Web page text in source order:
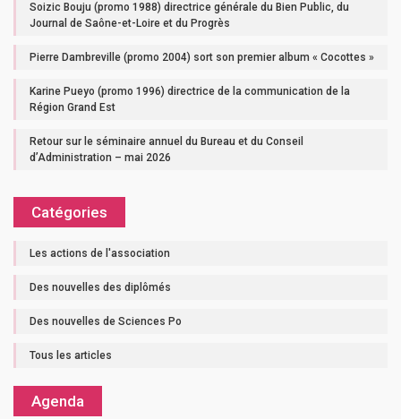
Soizic Bouju (promo 1988) directrice générale du Bien Public, du
Journal de Saône-et-Loire et du Progrès
Pierre Dambreville (promo 2004) sort son premier album « Cocottes »
Karine Pueyo (promo 1996) directrice de la communication de la
Région Grand Est
Retour sur le séminaire annuel du Bureau et du Conseil
d’Administration – mai 2026
Catégories
Les actions de l'association
Des nouvelles des diplômés
Des nouvelles de Sciences Po
Tous les articles
Agenda